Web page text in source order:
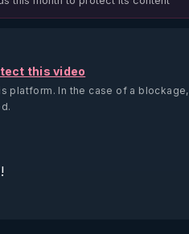
this video
platform. In the case of a